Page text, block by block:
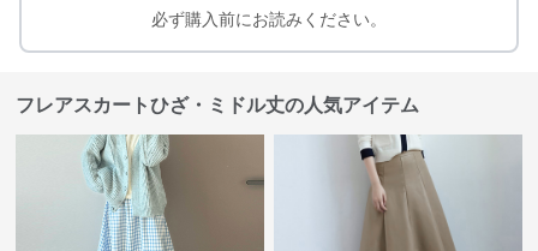
必ず購入前にお読みください。
フレアスカートひざ・ミドル丈の人気アイテム